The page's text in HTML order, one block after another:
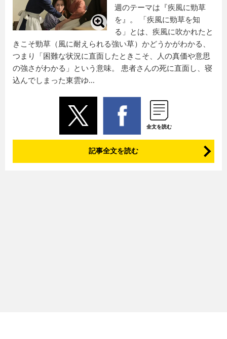
週のテーマは『疾風に勁草
を』。 「疾風に勁草を知
る」とは、疾風に吹かれたと
きこそ勁草（風に耐えられる強い草）かどうかがわかる、
つまり「困難な状況に直面したときこそ、人の真価や意思
の強さがわかる」という意味。 患者さんの死に直面し、寝
込んでしまった東雲ゆ...
全文を読む
記事全文を読む